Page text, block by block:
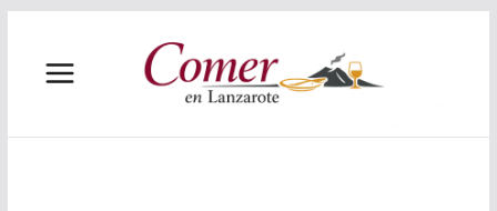
contenido